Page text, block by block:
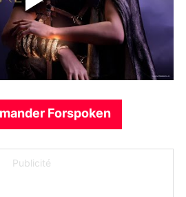
Forspoken
Publicité